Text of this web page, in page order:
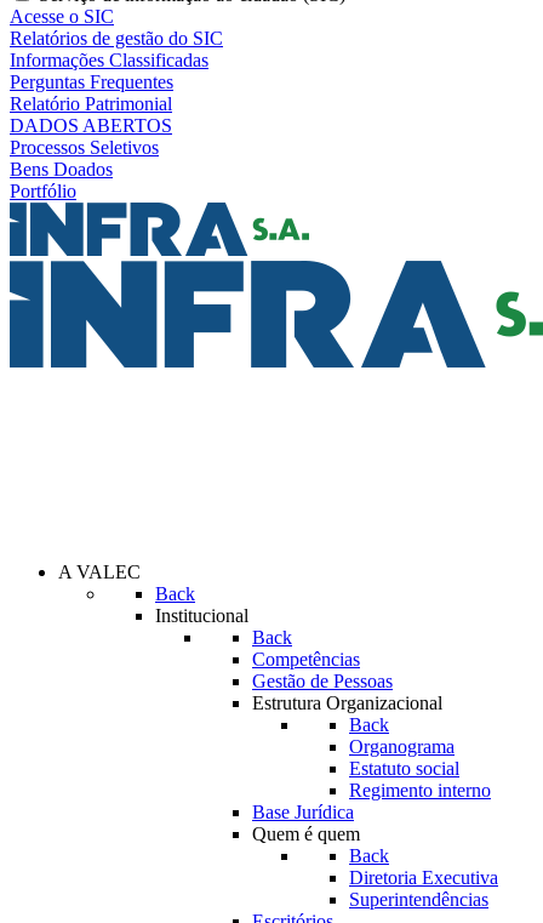
Acesse o SIC
Relatórios de gestão do SIC
Informações Classificadas
Perguntas Frequentes
Relatório Patrimonial
DADOS ABERTOS
Processos Seletivos
Bens Doados
Portfólio
A VALEC
Back
Institucional
Back
Competências
Gestão de Pessoas
Estrutura Organizacional
Back
Organograma
Estatuto social
Regimento interno
Base Jurídica
Quem é quem
Back
Diretoria Executiva
Superintendências